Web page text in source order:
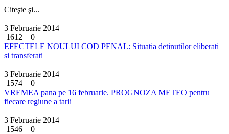
Citeşte şi...
3 Februarie 2014
1612
0
EFECTELE NOULUI COD PENAL: Situatia detinutilor eliberati
si transferati
3 Februarie 2014
1574
0
VREMEA pana pe 16 februarie. PROGNOZA METEO pentru
fiecare regiune a tarii
3 Februarie 2014
1546
0